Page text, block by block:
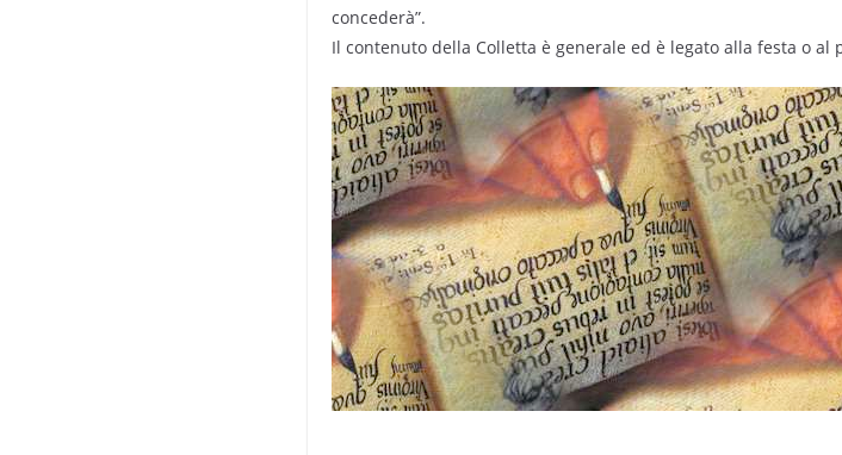
concederà”.
Il contenuto della Colletta è generale ed è legato alla festa o al